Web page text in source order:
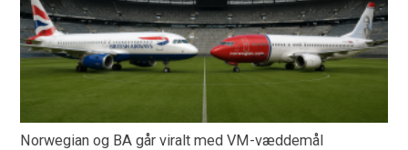
Norwegian og BA går viralt med VM-væddemål